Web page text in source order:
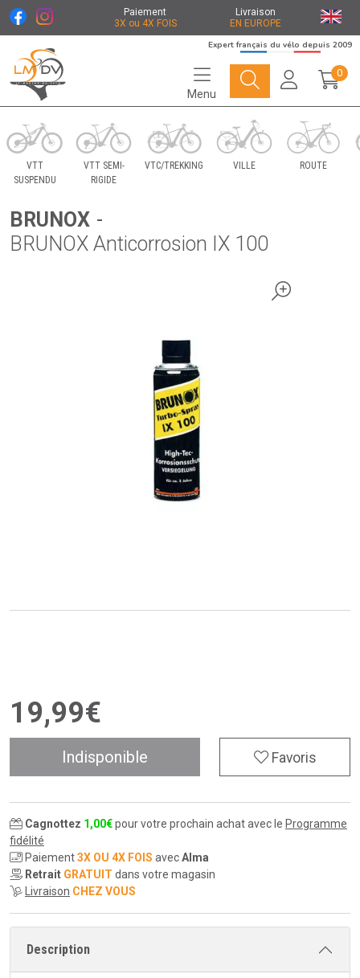
Paiement
3X ou 4X FOIS
Livraison
EN EUROPE
Le Marché du Vélo Votre distributeurs de vélo
Expert français du vélo depuis 2009
Menu
0
VTT
SUSPENDU
VTT SEMI-
RIGIDE
VTC/TREKKING VILLE ROUTE
BRUNOX -
BRUNOX Anticorrosion IX 100
19,99€
Indisponible Favoris
Cagnottez 1,00€pour votre prochain achat avec le Programme
fidélité
Paiement3X OU 4X FOIS avecAlma
Retrait GRATUIT dans votre magasin
Livraison CHEZ VOUS
Description